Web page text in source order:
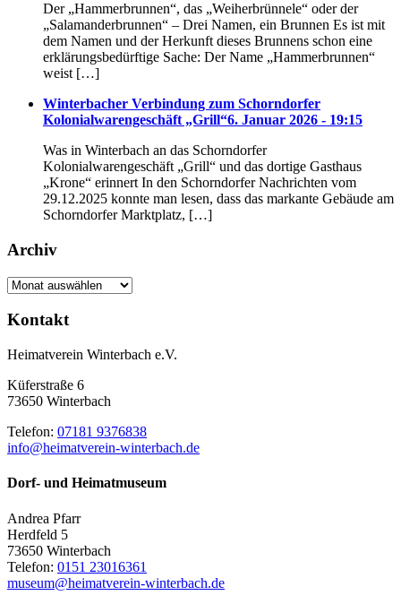
Der „Hammerbrunnen“, das „Weiherbrünnele“ oder der
„Salamanderbrunnen“ – Drei Namen, ein Brunnen Es ist mit
dem Namen und der Herkunft dieses Brunnens schon eine
erklärungsbedürftige Sache: Der Name „Hammerbrunnen“
weist […]
Winterbacher Verbindung zum Schorndorfer
Kolonialwarengeschäft „Grill“6. Januar 2026 - 19:15
Was in Winterbach an das Schorndorfer
Kolonialwarengeschäft „Grill“ und das dortige Gasthaus
„Krone“ erinnert In den Schorndorfer Nachrichten vom
29.12.2025 konnte man lesen, dass das markante Gebäude am
Schorndorfer Marktplatz, […]
Archiv
Archiv
Kontakt
Heimatverein Winterbach e.V.
Küferstraße 6
73650 Winterbach
Telefon: 07181 9376838
info@heimatverein-winterbach.de
Dorf- und Heimatmuseum
Andrea Pfarr
Herdfeld 5
73650 Winterbach
Telefon: 0151 23016361
museum@heimatverein-winterbach.de